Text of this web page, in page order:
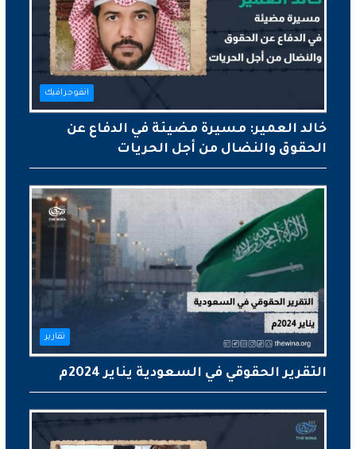
انفوجرافيك
خالد العمير: مسيرة مضيئة في الدفاع عن
الحقوق والنضال من أجل الحريات
تقارير
التقرير الحقوقي في السعودية يناير 2024م